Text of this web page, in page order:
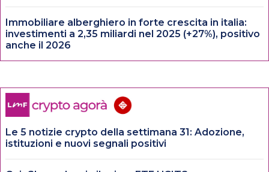
Immobiliare alberghiero in forte crescita in italia:
investimenti a 2,35 miliardi nel 2025 (+27%), positivo
anche il 2026
Le 5 notizie crypto della settimana 31: Adozione,
istituzioni e nuovi segnali positivi